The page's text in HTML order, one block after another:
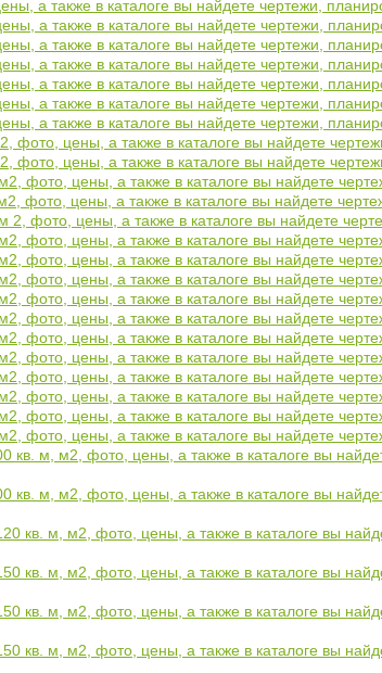
а также в каталоге вы найдете чертежи,
а также в каталоге вы найдете чертежи,
а также в каталоге вы найдете чертежи,
а также в каталоге вы найдете чертежи,
а также в каталоге вы найдете чертежи,
а также в каталоге вы найдете чертежи,
а также в каталоге вы найдете чертежи,
фото, цены, а также в каталоге вы найдете
фото, цены, а также в каталоге вы найдете
фото, цены, а также в каталоге вы найдете
фото, цены, а также в каталоге вы найдете
2, фото, цены, а также в каталоге вы найдете
фото, цены, а также в каталоге вы найдете
фото, цены, а также в каталоге вы найдете
фото, цены, а также в каталоге вы найдете
фото, цены, а также в каталоге вы найдете
фото, цены, а также в каталоге вы найдете
фото, цены, а также в каталоге вы найдете
фото, цены, а также в каталоге вы найдете
фото, цены, а также в каталоге вы найдете
фото, цены, а также в каталоге вы найдете
фото, цены, а также в каталоге вы найдете
фото, цены, а также в каталоге вы найдете
кв. м, м2, фото, цены, а также в каталоге вы
кв. м, м2, фото, цены, а также в каталоге вы
кв. м, м2, фото, цены, а также в каталоге вы
кв. м, м2, фото, цены, а также в каталоге вы
кв. м, м2, фото, цены, а также в каталоге вы
кв. м, м2, фото, цены, а также в каталоге вы